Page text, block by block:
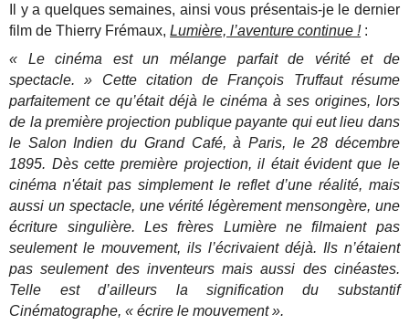
Il y a quelques semaines, ainsi vous présentais-je le dernier
film de Thierry Frémaux, Lumière, l’aventure continue ! :
« Le cinéma est un mélange parfait de vérité et de
spectacle. » Cette citation de François Truffaut résume
parfaitement ce qu’était déjà le cinéma à ses origines, lors
de la première projection publique payante qui eut lieu dans
le Salon Indien du Grand Café, à Paris, le 28 décembre
1895. Dès cette première projection, il était évident que le
cinéma n'était pas simplement le reflet d’une réalité, mais
aussi un spectacle, une vérité légèrement mensongère, une
écriture singulière. Les frères Lumière ne filmaient pas
seulement le mouvement, ils l’écrivaient déjà. Ils n’étaient
pas seulement des inventeurs mais aussi des cinéastes.
Telle est d’ailleurs la signification du substantif
Cinématographe, « écrire le mouvement ».